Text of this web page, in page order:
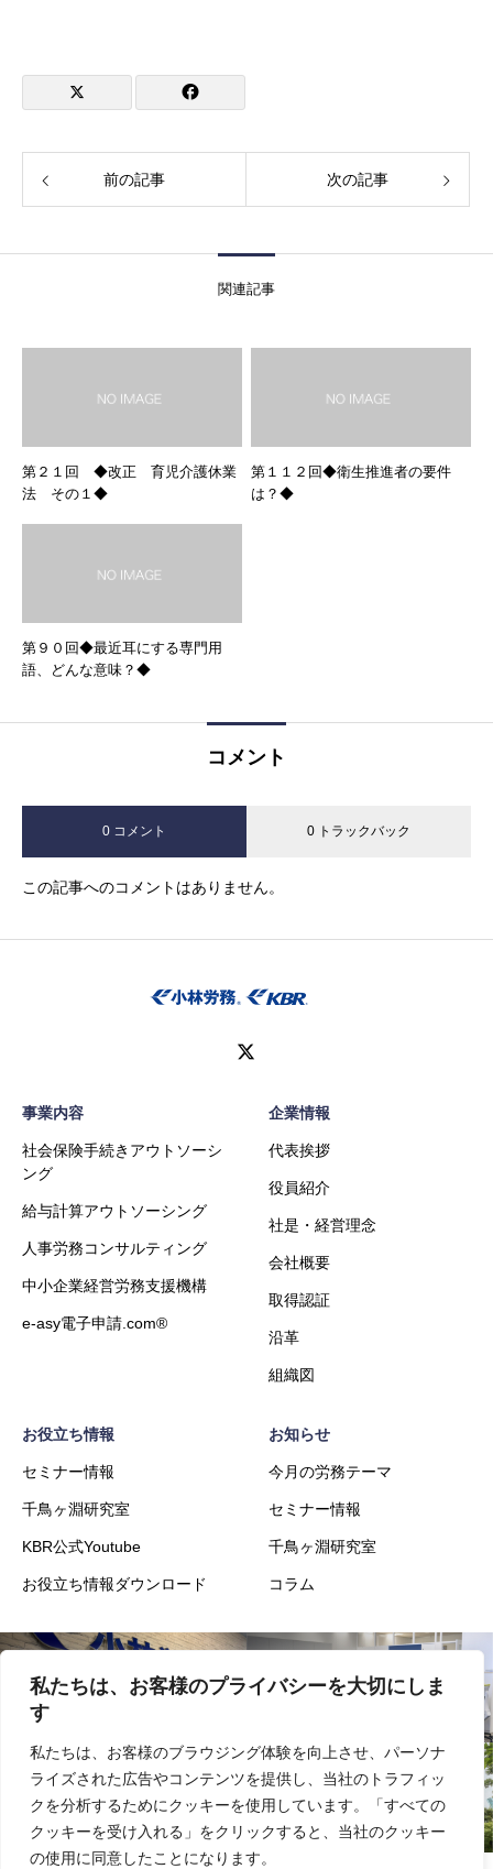
私たちは、お客様のプライバシーを大切にしま
す
私たちは、お客様のブラウジング体験を向上させ、パーソナ
ライズされた広告やコンテンツを提供し、当社のトラフィッ
クを分析するためにクッキーを使用しています。「すべての
クッキーを受け入れる」をクリックすると、当社のクッキー
の使用に同意したことになります。
前の記事 次の記事
関連記事
第２１回 ◆改正 育児介護休業
法 その１◆
第１１２回◆衛生推進者の要件
は？◆
第９０回◆最近耳にする専門用
語、どんな意味？◆
コメント
0 コメント 0 トラックバック
この記事へのコメントはありません。
事業内容
社会保険手続きアウトソーシ
ング
給与計算アウトソーシング
人事労務コンサルティング
中小企業経営労務支援機構
e-asy電子申請.com®
企業情報
代表挨拶
役員紹介
社是・経営理念
会社概要
取得認証
沿革
組織図
お役立ち情報
セミナー情報
千鳥ヶ淵研究室
KBR公式Youtube
お役立ち情報ダウンロード
お知らせ
今月の労務テーマ
セミナー情報
千鳥ヶ淵研究室
コラム
会社概要 事業内容
実績 採用